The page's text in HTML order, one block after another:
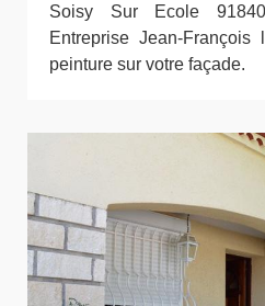
Soisy Sur Ecole
Entreprise Jean-
peinture sur votre façade.